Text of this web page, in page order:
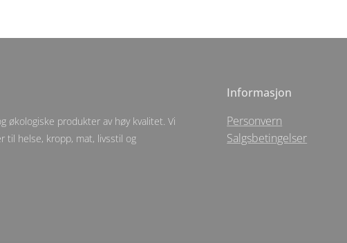
økologiske produkter av høy kvalitet. Vi
til helse, kropp, mat, livsstil og
Informasjon
Personvern
Salgsbetingelser